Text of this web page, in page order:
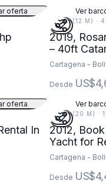
oferta Ver
oferta
40 FT (12 M) ·
2019,
– 40ft
Cartagena -
Desde
Ver
In
64 FT (20 M) ·
2012,
Yacht for
Colombia
Cartagena -
Desde